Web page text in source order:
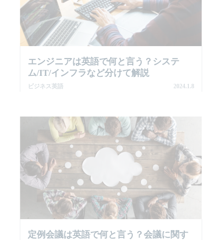
エンジニアは英語で何と言う？システ
ム/IT/インフラなど分けて解説
ビジネス英語 2024.1.8
定例会議は英語で何と言う？会議に関す